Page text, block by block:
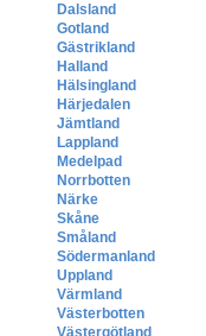
Dalsland
Gotland
Gästrikland
Halland
Hälsingland
Härjedalen
Jämtland
Lappland
Medelpad
Norrbotten
Närke
Skåne
Småland
Södermanland
Uppland
Värmland
Västerbotten
Västergötland